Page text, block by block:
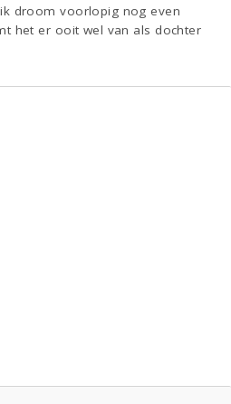
droom voorlopig nog even
het er ooit wel van als dochter